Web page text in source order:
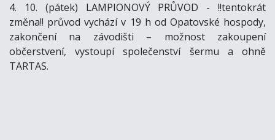
4. 10. (pátek) LAMPIONOVÝ PRŮVOD - !!tentokrát
změna!! průvod vychází v 19 h od Opatovské hospody,
zakončení na závodišti – možnost zakoupení
občerstvení, vystoupí společenství šermu a ohně
TARTAS.